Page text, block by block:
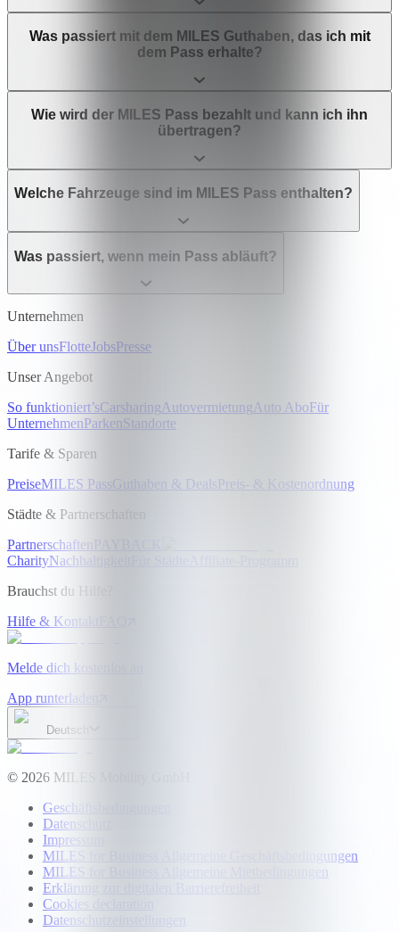
Was passiert mit dem MILES Guthaben, das ich mit
dem Pass erhalte?
Wie wird der MILES Pass bezahlt und kann ich ihn
übertragen?
Welche Fahrzeuge sind im MILES Pass enthalten?
Was passiert, wenn mein Pass abläuft?
Unternehmen
Über unsFlotteJobsPresse
Unser Angebot
So funktioniert’sCarsharingAutovermietung Auto AboFür
UnternehmenParkenStandorte
Tarife & Sparen
PreiseMILES PassGuthaben & DealsPreis- & Kostenordnung
Städte & Partnerschaften
Partnerschaften
CharityNachhaltigkeit
Brauchst du Hilfe?
Hilfe & Kontakt
Melde dich kostenlos an
App runterladen
Deutsch
© 2026 MILES Mobility GmbH
Geschäftsbedingungen
Datenschutz
Impressum
MILES for Business Allgemeine Geschäftsbedingungen
MILES for Business Allgemeine Mietbedingungen
Erklärung zur digitalen Barrierefreiheit
Cookies declaration
Datenschutzeinstellungen